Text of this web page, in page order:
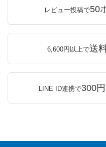
レビュー投稿で50
6,600円以上で送
LINE ID連携で300